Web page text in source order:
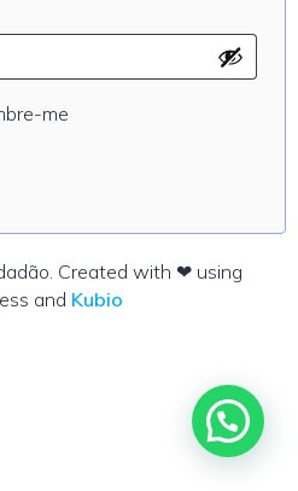
me
Created with ❤ using
and Kubio